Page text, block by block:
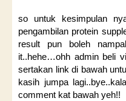
so untuk kesimpulan
pengambilan protein
result pun boleh
it..hehe…ohh admin beli
sertakan link di bawah
kasih jumpa
comment kat bawah yeh!!